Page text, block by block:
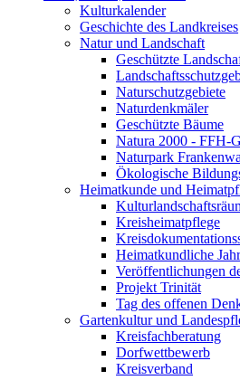
Kulturkalender
Geschichte des Landkreises
Natur und Landschaft
Geschützte
Naturschutzgebiete
Naturdenkmäler
Geschützte Bäume
Natura 2000 - FFH-
Naturpark
Ökologische
Heimatkunde und
Kreisheimatpflege
Heimatkundliche
Veröffentlichungen
Projekt Trinität
Tag des offenen
Gartenkultur und
Kreisfachberatung
Dorfwettbewerb
Kreisverband